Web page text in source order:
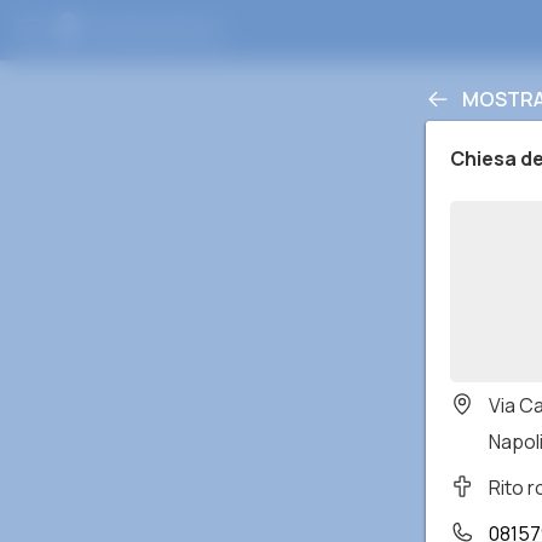
Chiesa
Via
Rito